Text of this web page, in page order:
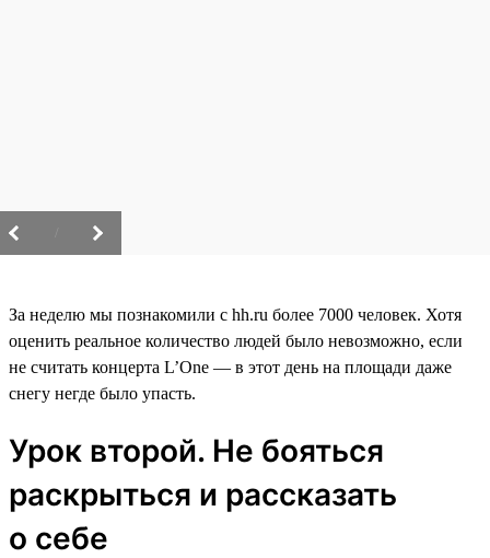
За неделю мы познакомили с hh.ru более 7000 человек. Хотя
оценить реальное количество людей было невозможно, если
не считать концерта L’One — в этот день на площади даже
снегу негде было упасть.
Урок второй. Не бояться
раскрыться и рассказать
о себе